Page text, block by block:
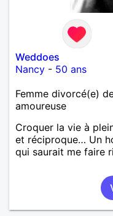
Weddoes
Nancy - 50 ans
Femme divorcé(e)
amoureuse
Croquer la vie à
et réciproque… Un
qui saurait me faire